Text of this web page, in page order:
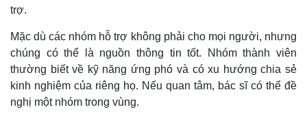
trợ.
Mặc dù các nhóm hỗ trợ không phải cho mọi người, nhưng
chúng có thể là nguồn thông tin tốt. Nhóm thành viên
thường biết về kỹ năng ứng phó và có xu hướng chia sẻ
kinh nghiệm của riêng họ. Nếu quan tâm, bác sĩ có thể đề
nghị một nhóm trong vùng.